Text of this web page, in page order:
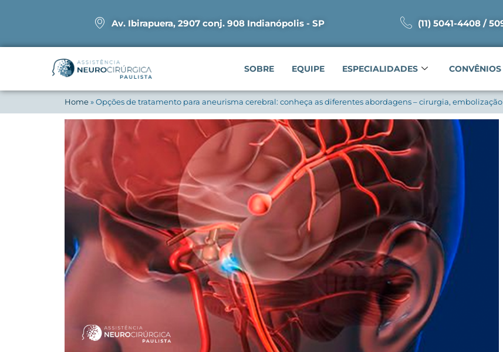
Av. Ibirapuera, 2907 conj. 908 Indianópolis - SP (11) 5041-4408 /
SOBRE EQUIPE ESPECIALIDADES CONVÊNIOS
Home»Opções de tratamento para aneurisma cerebral: conheça as diferentes abordagens – cirurgia,